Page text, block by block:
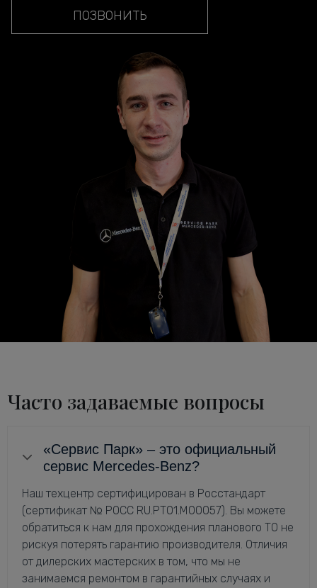
ПОЗВОНИТЬ
Часто задаваемые вопросы
«Сервис Парк» – это официальный
сервис Mercedes-Benz?
Наш техцентр сертифицирован в Росстандарт
(сертификат № РОСС RU.РТ01.М00057). Вы можете
обратиться к нам для прохождения планового ТО не
рискуя потерять гарантию производителя. Отличия
от дилерских мастерских в том, что мы не
занимаемся ремонтом в гарантийных случаях и